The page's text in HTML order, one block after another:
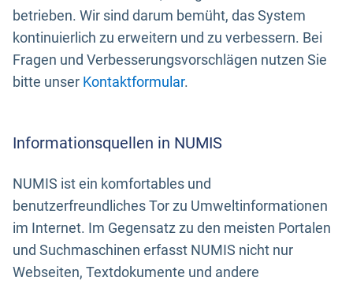
betrieben. Wir sind darum bemüht, das System
kontinuierlich zu erweitern und zu verbessern. Bei
Fragen und Verbesserungsvorschlägen nutzen Sie
bitte unser Kontaktformular.
Informationsquellen in NUMIS
NUMIS ist ein komfortables und
benutzerfreundliches Tor zu Umweltinformationen
im Internet. Im Gegensatz zu den meisten Portalen
und Suchmaschinen erfasst NUMIS nicht nur
Webseiten, Textdokumente und andere